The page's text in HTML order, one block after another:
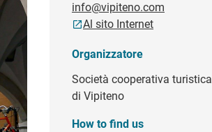
info@vipiteno.com
Al sito Internet
Organizzatore
Società cooperativa turistica
di Vipiteno
How to find us